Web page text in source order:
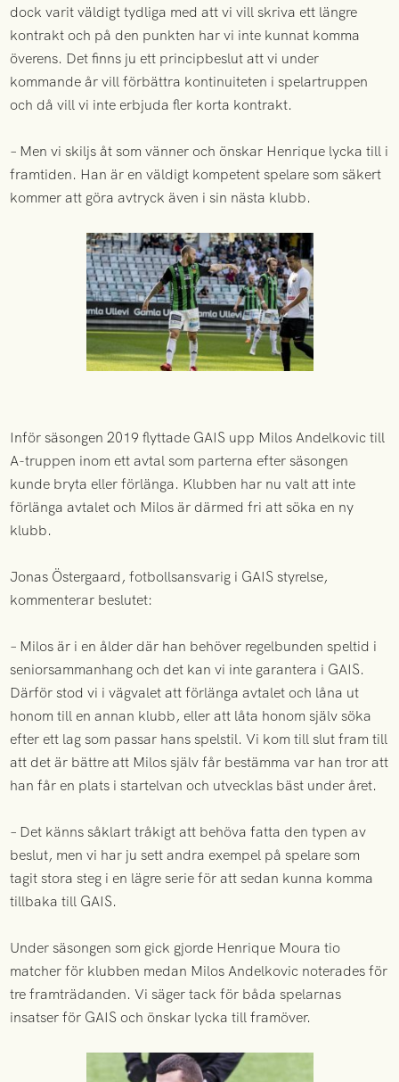
dock varit väldigt tydliga med att vi vill skriva ett längre
kontrakt och på den punkten har vi inte kunnat komma
överens. Det finns ju ett principbeslut att vi under
kommande år vill förbättra kontinuiteten i spelartruppen
och då vill vi inte erbjuda fler korta kontrakt.
– Men vi skiljs åt som vänner och önskar Henrique lycka till i
framtiden. Han är en väldigt kompetent spelare som säkert
kommer att göra avtryck även i sin nästa klubb.
Inför säsongen 2019 flyttade GAIS upp Milos Andelkovic till
A-truppen inom ett avtal som parterna efter säsongen
kunde bryta eller förlänga. Klubben har nu valt att inte
förlänga avtalet och Milos är därmed fri att söka en ny
klubb.
Jonas Östergaard, fotbollsansvarig i GAIS styrelse,
kommenterar beslutet:
– Milos är i en ålder där han behöver regelbunden speltid i
seniorsammanhang och det kan vi inte garantera i GAIS.
Därför stod vi i vägvalet att förlänga avtalet och låna ut
honom till en annan klubb, eller att låta honom själv söka
efter ett lag som passar hans spelstil. Vi kom till slut fram till
att det är bättre att Milos själv får bestämma var han tror att
han får en plats i startelvan och utvecklas bäst under året.
– Det känns såklart tråkigt att behöva fatta den typen av
beslut, men vi har ju sett andra exempel på spelare som
tagit stora steg i en lägre serie för att sedan kunna komma
tillbaka till GAIS.
Under säsongen som gick gjorde Henrique Moura tio
matcher för klubben medan Milos Andelkovic noterades för
tre framträdanden. Vi säger tack för båda spelarnas
insatser för GAIS och önskar lycka till framöver.